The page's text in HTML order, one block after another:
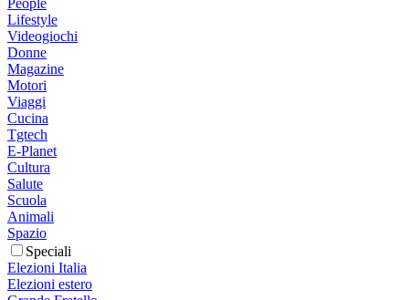
Lifestyle
Videogiochi
Donne
Magazine
Motori
Viaggi
Cucina
Tgtech
E-Planet
Cultura
Salute
Scuola
Animali
Spazio
Speciali
Elezioni Italia
Elezioni estero